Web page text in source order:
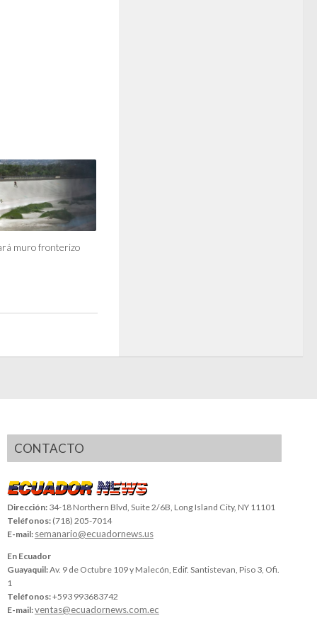
muro fronterizo
CONTACTO
Dirección: 34-18 Northern Blvd, Suite 2/6B, Long Island City, NY 11101
Teléfonos: (718) 205-7014
E-mail: semanario@ecuadornews.us
En Ecuador
Guayaquil:Av. 9 de Octubre 109 y Malecón, Edif. Santistevan, Piso 3, Ofi.
1
Teléfonos:+593 993683742
E-mail:ventas@ecuadornews.com.ec